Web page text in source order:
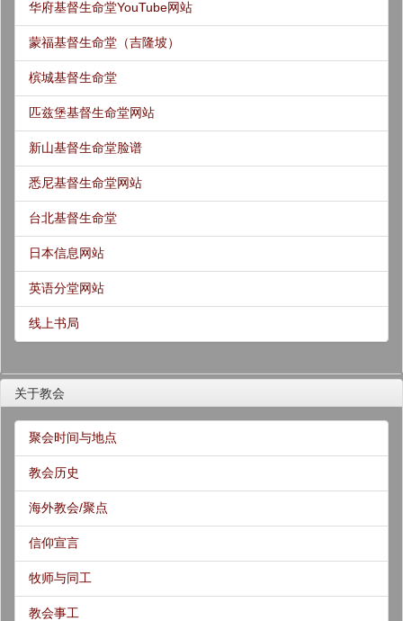
华府基督生命堂YouTube网站
蒙福基督生命堂（吉隆坡）
槟城基督生命堂
匹兹堡基督生命堂网站
新山基督生命堂脸谱
悉尼基督生命堂网站
台北基督生命堂
日本信息网站
英语分堂网站
线上书局
关于教会
聚会时间与地点
教会历史
海外教会/聚点
信仰宣言
牧师与同工
教会事工